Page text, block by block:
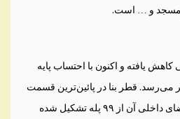
مسجد و … است.
کاهش یافته و اکنون با احتساب پایه
ارتفاع آن به ۵/۲۹ متر می‌رسد. قطر بنا در پائین‌ترین قسمت
به ۵/۵ متر کاهش می‌یابد. فضای داخلی آن از ۹۹ پله تشکیل شده